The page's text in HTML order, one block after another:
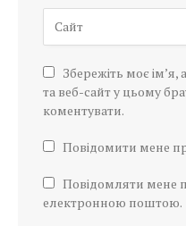
Збережіть моє
та веб-сайт у цьому
коментувати.
Повідомити мене
Повідомляти мене
електронною поштою.